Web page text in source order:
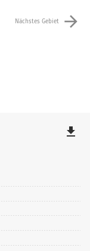
Nächstes Gebiet arrow_forward
file_download